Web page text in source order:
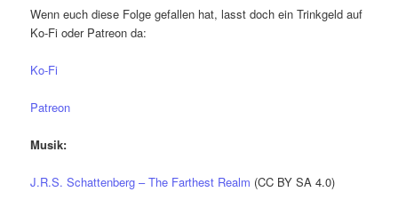
Wenn euch diese Folge gefallen hat, lasst doch ein Trinkgeld auf
Ko-Fi oder Patreon da:
Ko-Fi
Patreon
Musik:
J.R.S. Schattenberg – The Farthest Realm (CC BY SA 4.0)